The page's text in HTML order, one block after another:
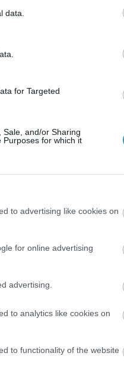
data.
for Targeted
Sale, and/or Sharing
Purposes for which it
to advertising like cookies on
for online advertising
advertising.
to analytics like cookies on
to functionality of the website
az
elmúlt hat
a
környezetet
aztán a
kutatásról. A
is.
állnak,
de
repesve
ugye
fősulit